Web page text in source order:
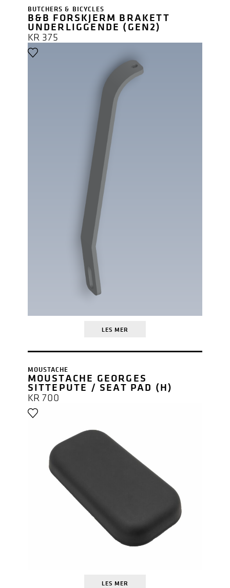
BUTCHERS & BICYCLES
B&B FORSKJERM BRAKETT
UNDERLIGGENDE (GEN2)
KR375
LES MER
MOUSTACHE
MOUSTACHE GEORGES
SITTEPUTE / SEAT PAD (H)
KR700
LES MER